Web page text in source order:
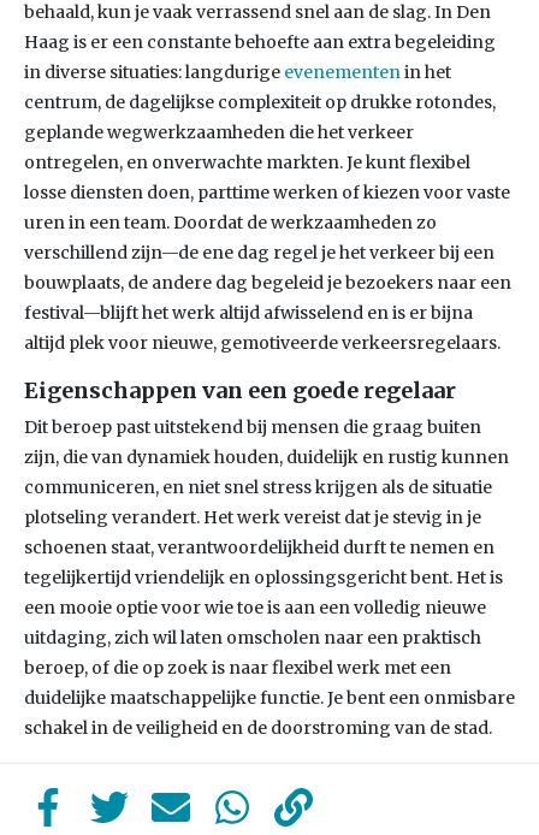
behaald, kun je vaak verrassend snel aan de slag. In Den
Haag is er een constante behoefte aan extra begeleiding
in diverse situaties: langdurige evenementenin het
centrum, de dagelijkse complexiteit op drukke rotondes,
geplande wegwerkzaamheden die het verkeer
ontregelen, en onverwachte markten. Je kunt flexibel
losse diensten doen, parttime werken of kiezen voor vaste
uren in een team. Doordat de werkzaamheden zo
verschillend zijn—de ene dag regel je het verkeer bij een
bouwplaats, de andere dag begeleid je bezoekers naar een
festival—blijft het werk altijd afwisselend en is er bijna
altijd plek voor nieuwe, gemotiveerde verkeersregelaars.
Eigenschappen van een goede regelaar
Dit beroep past uitstekend bij mensen die graag buiten
zijn, die van dynamiek houden, duidelijk en rustig kunnen
communiceren, en niet snel stress krijgen als de situatie
plotseling verandert. Het werk vereist dat je stevig in je
schoenen staat, verantwoordelijkheid durft te nemen en
tegelijkertijd vriendelijk en oplossingsgericht bent. Het is
een mooie optie voor wie toe is aan een volledig nieuwe
uitdaging, zich wil laten omscholen naar een praktisch
beroep, of die op zoek is naar flexibel werk met een
duidelijke maatschappelijke functie. Je bent een onmisbare
schakel in de veiligheid en de doorstroming van de stad.